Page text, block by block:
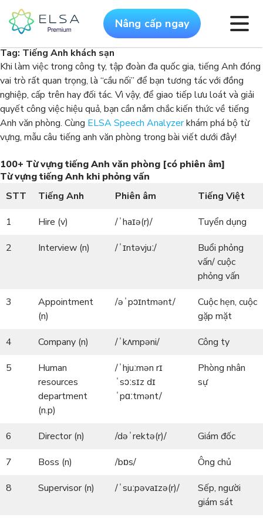
Nâng cấp ngay
Tag: Tiếng Anh khách sạn
Khi làm việc trong công ty, tập đoàn đa quốc gia, tiếng Anh đóng
vai trò rất quan trọng, là “cầu nối” để bạn tương tác với đồng
nghiệp, cấp trên hay đối tác. Vì vậy, để giao tiếp lưu loát và giải
quyết công việc hiệu quả, bạn cần nắm chắc kiến thức về tiếng
Anh văn phòng. Cùng ELSA Speech Analyzerkhám phá bộ từ
vựng, mẫu câu tiếng anh văn phòng trong bài viết dưới đây!
100+ Từ vựng tiếng Anh văn phòng [có phiên âm]
Từ vựng tiếng Anh khi phỏng vấn
STT
Tiếng Anh Phiên âm
Tiếng Việt
1
Hire (v) /ˈhaɪə(r)/
Tuyển dụng
2
Interview (n) /ˈɪntəvjuː/
Buổi phỏng
vấn/ cuộc
phỏng vấn
3
Appointment
(n)
/əˈpɔɪntmənt/
Cuộc hẹn, cuộc
gặp mặt
4
Company (n) /ˈkʌmpəni/
Công ty
5
Human
resources
department
(n.p)
/ˈhjuːmən rɪ
ˈsɔːsɪz dɪ
ˈpɑːtmənt/
Phòng nhân
sự
6 Director (n) /dəˈrektə(r)/
Giám đốc
7
Boss (n) /bɒs/
Ông chủ
8
Supervisor (n) /ˈsuːpəvaɪzə(r)/
Sếp, người
giám sát